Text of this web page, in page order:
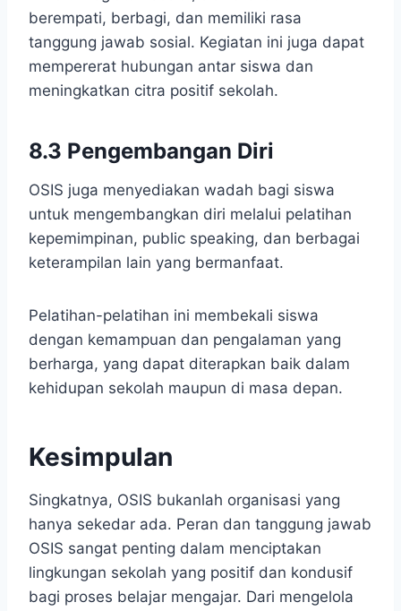
berempati, berbagi, dan memiliki rasa
tanggung jawab sosial. Kegiatan ini juga dapat
mempererat hubungan antar siswa dan
meningkatkan citra positif sekolah.
8.3 Pengembangan Diri
OSIS juga menyediakan wadah bagi siswa
untuk mengembangkan diri melalui pelatihan
kepemimpinan, public speaking, dan berbagai
keterampilan lain yang bermanfaat.
Pelatihan-pelatihan ini membekali siswa
dengan kemampuan dan pengalaman yang
berharga, yang dapat diterapkan baik dalam
kehidupan sekolah maupun di masa depan.
Kesimpulan
Singkatnya, OSIS bukanlah organisasi yang
hanya sekedar ada. Peran dan tanggung jawab
OSIS sangat penting dalam menciptakan
lingkungan sekolah yang positif dan kondusif
bagi proses belajar mengajar. Dari mengelola